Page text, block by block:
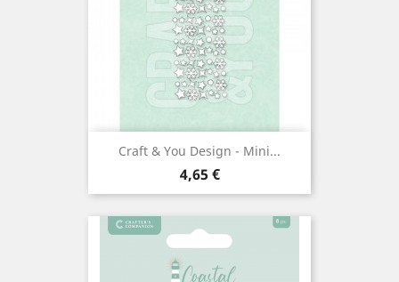
Craft & You Design - Mini...
Prix
4,65 €